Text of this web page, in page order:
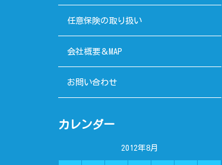
任意保険の取り扱い
会社概要＆MAP
お問い合わせ
カレンダー
2012年8月